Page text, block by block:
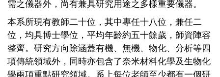
需之儀器外，尚有兼具研究用途之多樣重要儀器。
本系所現有教師二十位，其中專任十八位，兼任二
位，均具博士學位，平均年齡約五十餘歲，師資陣容
整齊。研究方向除涵蓋有機、無機、物化、分析等四
項傳統領域外，同時亦包含了奈米材料化學及生物化
學兩項重點研究領域。系上每位老師至少都有一個研